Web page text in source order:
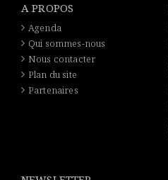
A PROPOS
Agenda
Qui sommes-nous
Nous contacter
Plan du site
Partenaires